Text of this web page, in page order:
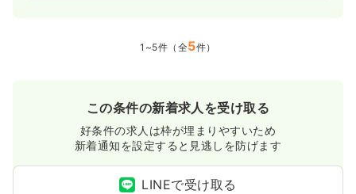
1~5件（全5件）
この条件の新着求人を受け取る
好条件の求人は枠が埋まりやすいため
新着通知を設定すると見逃しを防げます
LINEで受け取る